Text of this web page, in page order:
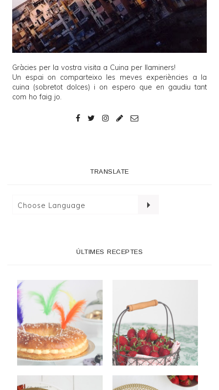
Gràcies per la vostra visita a Cuina per llaminers!
Un espai on comparteixo les meves experiències a la
cuina (sobretot dolces) i on espero que en gaudiu tant
com ho faig jo.
TRANSLATE
ÚLTIMES RECEPTES